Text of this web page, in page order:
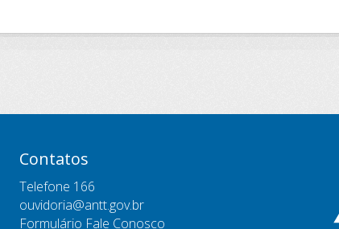
Contatos
Telefone 166
ouvidoria@antt.gov.br
Formulário Fale Conosco